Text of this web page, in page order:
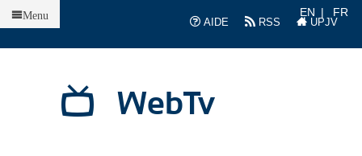
AIDE
RSS UPJV
EN FR
WebTv
Menu